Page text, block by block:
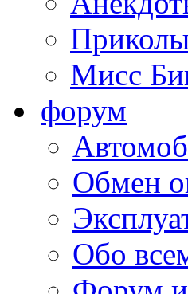
Мисс
форум
Обмен
Обо